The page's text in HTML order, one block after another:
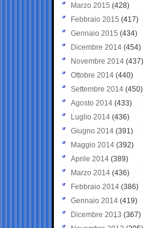
Marzo 2015 (428)
Febbraio 2015 (417)
Gennaio 2015 (434)
Dicembre 2014 (454)
Novembre 2014 (437)
Ottobre 2014 (440)
Settembre 2014 (450)
Agosto 2014 (433)
Luglio 2014 (436)
Giugno 2014 (391)
Maggio 2014 (392)
Aprile 2014 (389)
Marzo 2014 (436)
Febbraio 2014 (386)
Gennaio 2014 (419)
Dicembre 2013 (367)